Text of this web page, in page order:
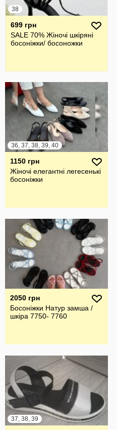
38
699 грн
SALE 70% Жіночі шкіряні
босоніжки/ босоножки
36, 37, 38, 39, 40
1150 грн
Жіночі елегантні легесенькі
босоніжки
2050 грн
Босоніжки Натур замша /
шкіра 7750- 7760
37, 38, 39